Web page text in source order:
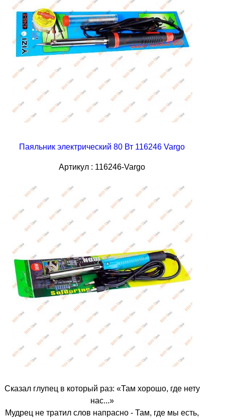
Паяльник электрический 80 Вт 116246 Vargo
Артикул : 116246-Vargo
Сказал глупец в который раз: «Там хорошо, где нету
нас...»
Мудрец не тратил слов напрасно - Там, где мы есть,